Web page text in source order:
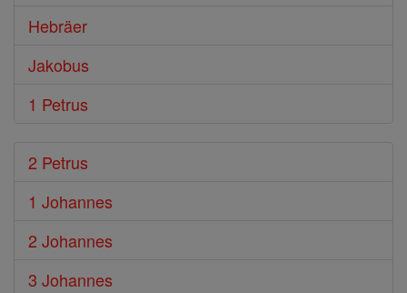
Hebräer
Jakobus
1 Petrus
2 Petrus
1 Johannes
2 Johannes
3 Johannes